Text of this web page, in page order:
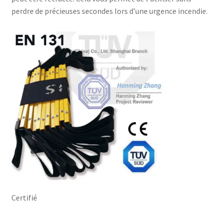
perdre de précieuses secondes lors d’une urgence incendie.
Certifié